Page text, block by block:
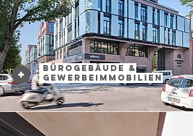
Bürogebäude &
Gewerbeimmobilien